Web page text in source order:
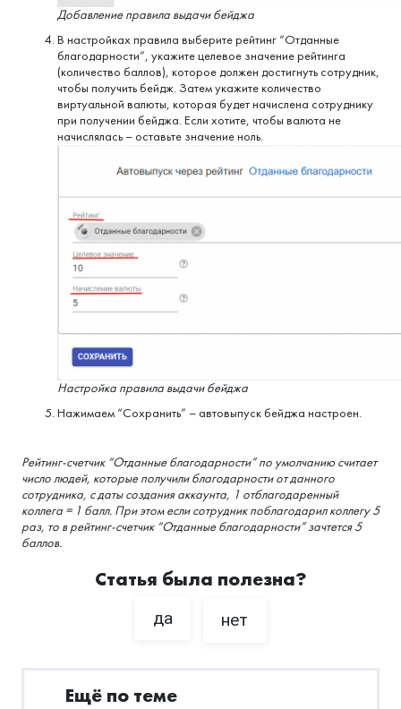
Добавление правила выдачи бейджа
В настройках правила выберите рейтинг “Отданные
благодарности”, укажите целевое значение рейтинга
(количество баллов), которое должен достигнуть сотрудник,
чтобы получить бейдж. Затем укажите количество
виртуальной валюты, которая будет начислена сотруднику
при получении бейджа. Если хотите, чтобы валюта не
начислялась – оставьте значение ноль.
Настройка правила выдачи бейджа
Нажимаем “Сохранить” – автовыпуск бейджа настроен.
Рейтинг-счетчик “Отданные благодарности” по умолчанию считает
число людей, которые получили благодарности от данного
сотрудника, с даты создания аккаунта, 1 отблагодаренный
коллега = 1 балл. При этом если сотрудник поблагодарил коллегу 5
раз, то в рейтинг-счетчик “Отданные благодарности” зачтется 5
баллов.
Статья была полезна?
да нет
Ещё по теме